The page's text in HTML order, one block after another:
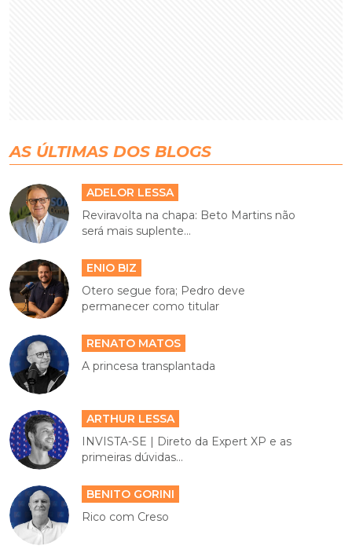
AS ÚLTIMAS DOS BLOGS
ADELOR LESSA
Reviravolta na chapa: Beto Martins não
será mais suplente...
ENIO BIZ
Otero segue fora; Pedro deve
permanecer como titular
RENATO MATOS
A princesa transplantada
ARTHUR LESSA
INVISTA-SE | Direto da Expert XP e as
primeiras dúvidas...
BENITO GORINI
Rico com Creso